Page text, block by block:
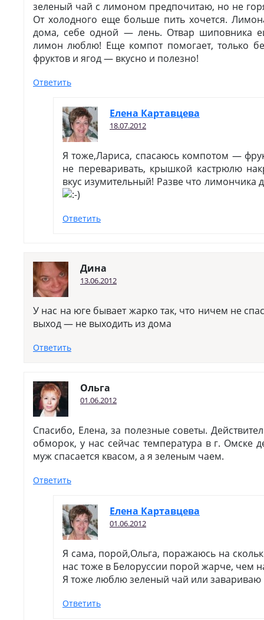
зеленый чай с лимоном предпочитаю, но не
От холодного еще больше пить хочется.
дома, себе одной — лень. Отвар шиповника
лимон люблю! Еще компот помогает, только
фруктов и ягод — вкусно и полезно!
Ответить
Елена Картавцева
18.07.2012
Я тоже,Лариса, спасаюсь компотом —
не переваривать, крышкой кастрюлю
вкус изумительный! Разве что лимончика
Ответить
Дина
13.06.2012
У нас на юге бывает жарко так, что ничем не
выход — не выходить из дома
Ответить
Ольга
01.06.2012
Спасибо, Елена, за полезные советы.
обморок, у нас сейчас температура в г. Омске
муж спасается квасом, а я зеленым чаем.
Ответить
Елена Картавцева
01.06.2012
Я сама, порой,Ольга, поражаюсь на
нас тоже в Белоруссии порой жарче, чем
Я тоже люблю зеленый чай или
Ответить